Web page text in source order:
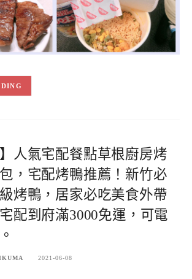
】人氣宅配餐點草根廚房烤
，宅配烤鴨推薦！新竹必
烤鴨，居家必吃美食外帶
配到府滿3000免運，可電
2021-06-08